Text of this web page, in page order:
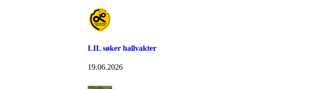
LIL søker hallvakter
19.06.2026